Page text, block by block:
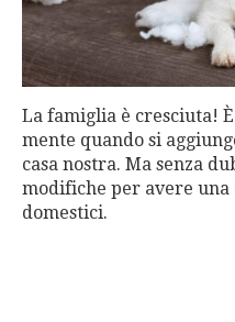
La famiglia è cresciuta!
mente quando si
casa nostra. Ma senza
modifiche per avere una
domestici.